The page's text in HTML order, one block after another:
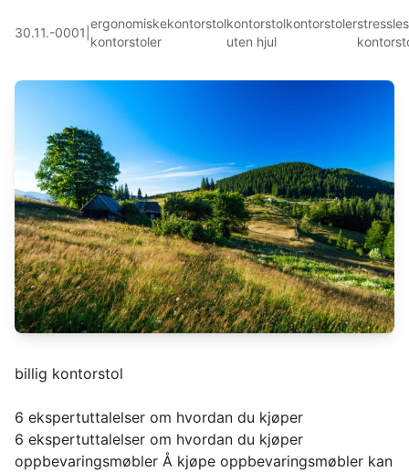
30.11.-0001
ergonomiske
kontorstoler
kontorstolkontorstol
uten hjul
kontorstoler
billig kontorstol
6 ekspertuttalelser om hvordan du kjøper
6 ekspertuttalelser om hvordan du kjøper
oppbevaringsmøbler Å kjøpe oppbevaringsmøbler kan